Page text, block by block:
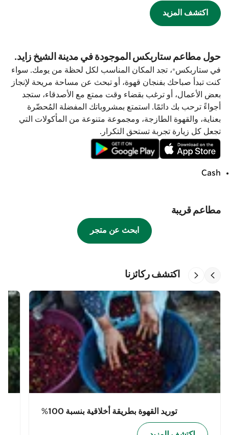
اكتشف المزيد
حول مطاعم ستاربكس الموجودة في مدينة الشيخ زايد.
في ستاربكس®، تجد المكان المناسب لكل لحظة من يومك. سواء
كنت تبدأ صباحك بفنجان قهوة، أو تبحث عن مساحة مريحة لإنجاز
بعض الأعمال، أو ترغب بقضاء وقت ممتع مع الأصدقاء، ستجد
أجواءً ترحب بك دائمًا. استمتع بمشروباتك المفضلة المُحضّرة
بعناية، والقهوة الطازجة، ومجموعة متنوعة من المأكولات التي
تجعل كل زيارة تجربة تستحق التكرار.
Cash
مطاعم قريبة
ابحث عن متجر
اكتشف ركائزنا
توريد القهوة بطريقة أخلاقية بنسبة 100%